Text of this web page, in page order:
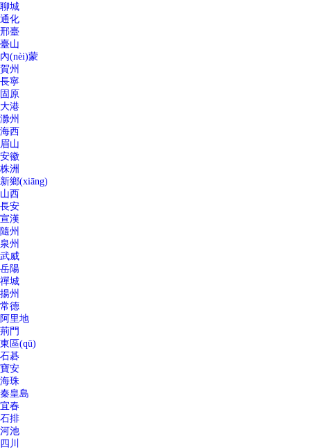
聊城
通化
邢臺
臺山
內(nèi)蒙
賀州
長寧
固原
大港
滁州
海西
眉山
安徽
株洲
新鄉(xiāng)
山西
長安
宣漢
隨州
泉州
武威
岳陽
禪城
揚州
常德
阿里地
荊門
東區(qū)
石碁
寶安
海珠
秦皇島
宜春
石排
河池
四川